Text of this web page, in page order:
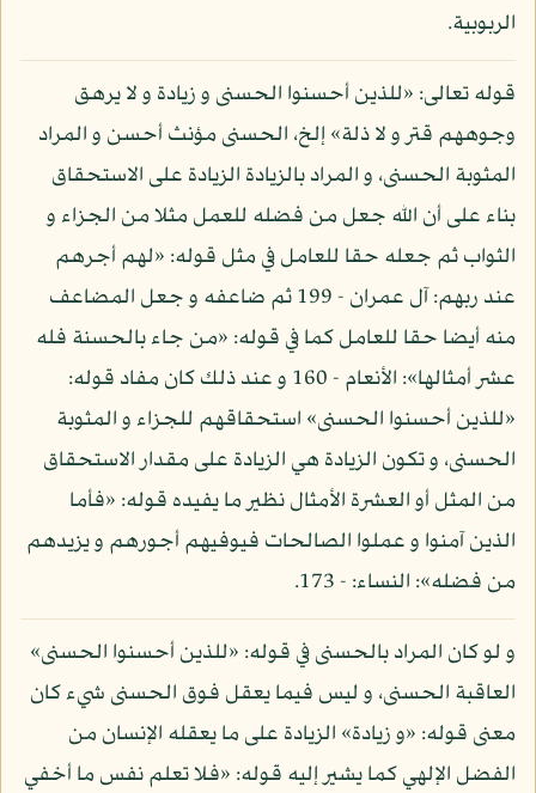
الربوبية.
قوله تعالى: «للذين أحسنوا الحسنى و زيادة و لا يرهق
وجوههم قتر و لا ذلة» إلخ، الحسنى مؤنث أحسن و المراد
المثوبة الحسنى، و المراد بالزيادة الزيادة على الاستحقاق
بناء على أن الله جعل من فضله للعمل مثلا من الجزاء و
الثواب ثم جعله حقا للعامل في مثل قوله: «لهم أجرهم
عند ربهم: آل عمران - 199 ثم ضاعفه و جعل المضاعف
منه أيضا حقا للعامل كما في قوله: «من جاء بالحسنة فله
عشر أمثالها»: الأنعام - 160 و عند ذلك كان مفاد قوله:
«للذين أحسنوا الحسنى» استحقاقهم للجزاء و المثوبة
الحسنى، و تكون الزيادة هي الزيادة على مقدار الاستحقاق
من المثل أو العشرة الأمثال نظير ما يفيده قوله: «فأما
الذين آمنوا و عملوا الصالحات فيوفيهم أجورهم و يزيدهم
من فضله»: النساء: - 173.
و لو كان المراد بالحسنى في قوله: «للذين أحسنوا الحسنى»
العاقبة الحسنى، و ليس فيما يعقل فوق الحسنى شيء كان
معنى قوله: «و زيادة» الزيادة على ما يعقله الإنسان من
الفضل الإلهي كما يشير إليه قوله: «فلا تعلم نفس ما أخفي